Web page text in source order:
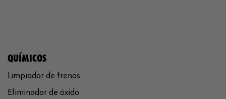
QUÍMICOS
Limpiador de frenos
Eliminador de óxido